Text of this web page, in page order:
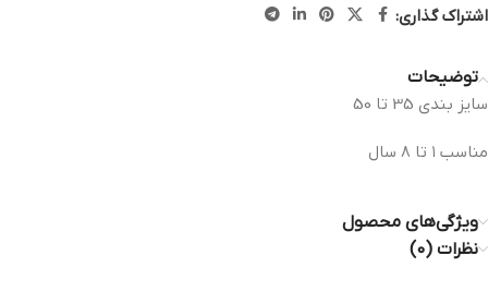
اشتراک گذاری:
توضیحات
سايز بندی 35 تا 50
مناسب ١ تا ٨ سال
ویژگی‌های محصول
نظرات (0)